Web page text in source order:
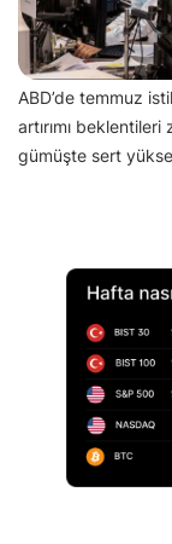
ABD’de temmuz
artırımı
gümüşte sert